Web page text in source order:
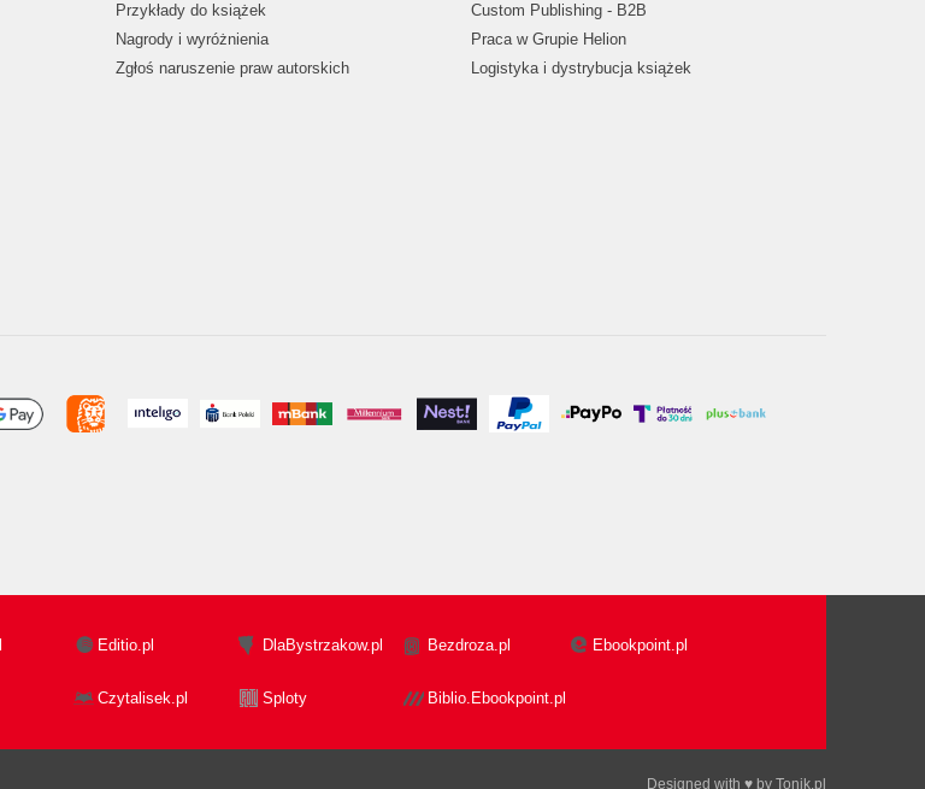
Przykłady do książek
Nagrody i wyróżnienia
Zgłoś naruszenie praw autorskich
Custom Publishing - B2B
Praca w Grupie Helion
Logistyka i dystrybucja książek
Editio.pl DlaBystrzakow.pl Bezdroza.pl Ebookpoint.pl
Czytalisek.pl Sploty Biblio.Ebookpoint.pl
Designed with ♥ by Tonik.pl